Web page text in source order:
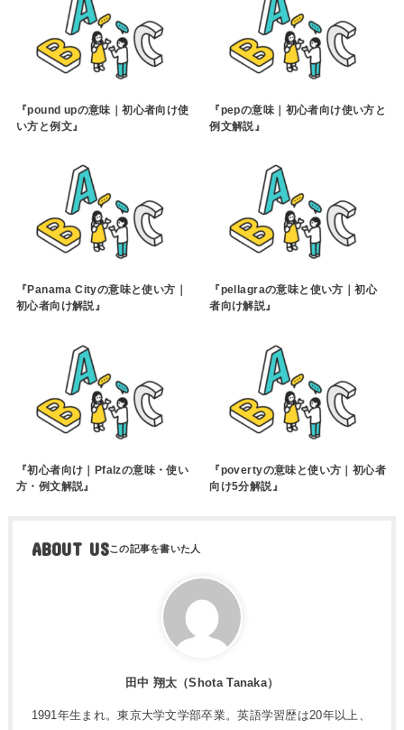
『pound upの意味｜初心者向け使
い方と例文』
『pepの意味｜初心者向け使い方と
例文解説』
『Panama Cityの意味と使い方｜
初心者向け解説』
『pellagraの意味と使い方｜初心
者向け解説』
『初心者向け｜Pfalzの意味・使い
方・例文解説』
『povertyの意味と使い方｜初心者
向け5分解説』
ABOUT US
田中 翔太（Shota Tanaka）
1991年生まれ。東京大学文学部卒業。英語学習歴は20年以上、